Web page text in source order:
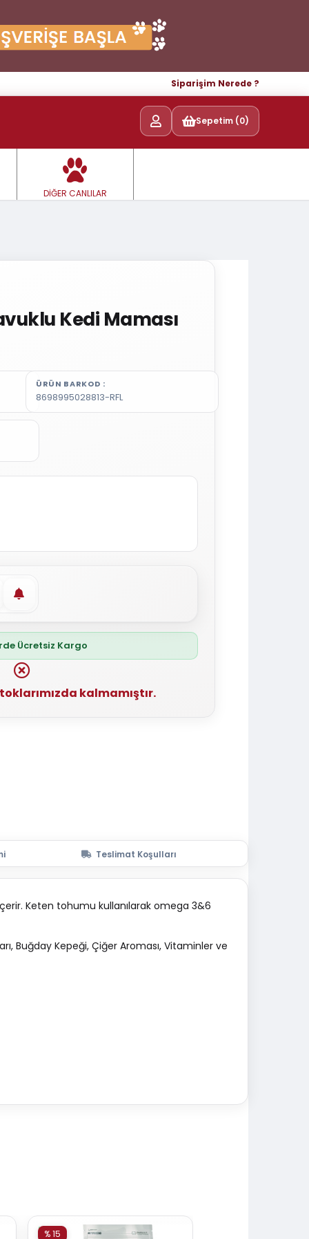
Siparişim Nerede ?
Sepetim (0)
DİĞER CANLILAR
Kedi Maması
ÜRÜN BARKOD
8698995028813-RFL
ekle
Stoğa gelince haber ver
Ücretsiz Kargo
kalmamıştır.
Teslimat Koşulları
Keten tohumu kullanılarak omega 3&6
Buğday Kepeği, Çiğer Aroması, Vitaminler ve
% 15